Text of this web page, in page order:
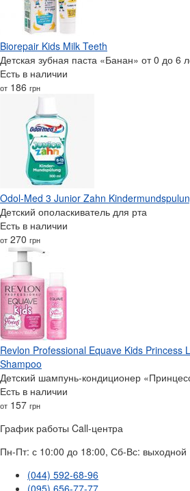
Biorepair Kids Milk Teeth
Детская зубная паста «Банан» от 0 до 6
Есть в наличии
от 186 грн
Odol-Med 3 Junior Zahn
Детский ополаскиватель для рта
Есть в наличии
от 270 грн
Revlon Professional Equave Kids Princess
Shampoo
Детский шампунь-кондиционер
Есть в наличии
от 157 грн
График работы Call-центра
Пн-Пт: с 10:00 до 18:00, Сб-Вс: выходной
(044) 592-68-96
(095) 656-77-77